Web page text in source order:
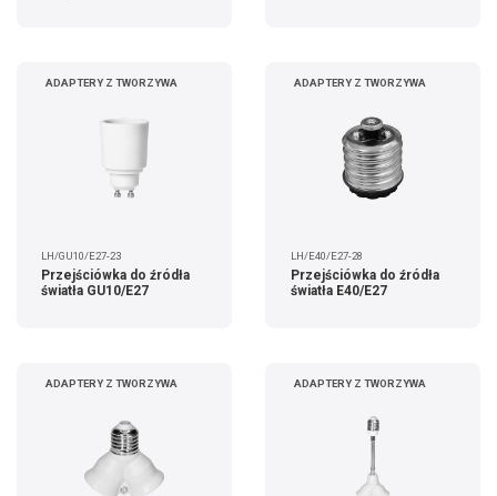
ADAPTERY Z TWORZYWA
LH/GU10/E27-23
Przejściówka do źródła
światła GU10/E27
ADAPTERY Z TWORZYWA
LH/E40/E27-28
Przejściówka do źródła
światła E40/E27
ADAPTERY Z TWORZYWA ADAPTERY Z TWORZYWA